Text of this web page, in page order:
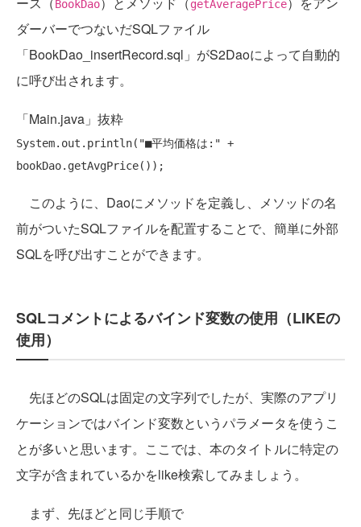
BookDao getAveragePrice
ダーバーでつないだSQLファイル
「BookDao_insertRecord.sql」がS2Daoによって自動的
に呼び出されます。
「Main.java」抜粋
System.out.println( "■平均価格は:" +
このように、Daoにメソッドを定義し、メソッドの名
前がついたSQLファイルを配置することで、簡単に外部
SQLを呼び出すことができます。
SQLコメントによるバインド変数の使用（LIKEの
使用）
先ほどのSQLは固定の文字列でしたが、実際のアプリ
ケーションではバインド変数というパラメータを使うこ
とが多いと思います。ここでは、本のタイトルに特定の
文字が含まれているかをlike検索してみましょう。
まず、先ほどと同じ手順で